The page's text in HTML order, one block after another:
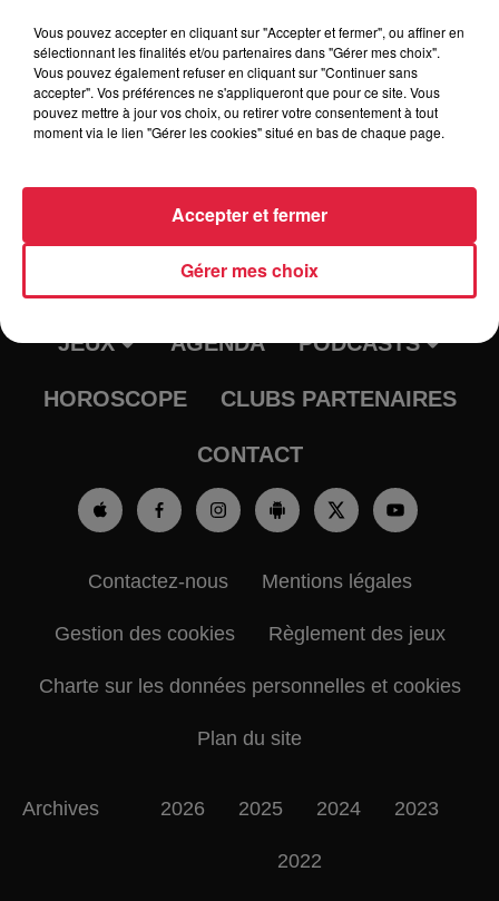
JEUX AGENDA PODCASTS
HOROSCOPE CLUBS PARTENAIRES
CONTACT
Contactez-nous Mentions légales
Gestion des cookies Règlement des jeux
Charte sur les données personnelles et cookies
Plan du site
Archives 2026 2025 2024 2023
2022
Vous pouvez accepter en cliquant sur "Accepter et fermer", ou affiner en
sélectionnant les finalités et/ou partenaires dans "Gérer mes choix".
Vous pouvez également refuser en cliquant sur "Continuer sans
accepter". Vos préférences ne s'appliqueront que pour ce site. Vous
pouvez mettre à jour vos choix, ou retirer votre consentement à tout
moment via le lien "Gérer les cookies" situé en bas de chaque page.
Gérer mes choix
Accepter et fermer